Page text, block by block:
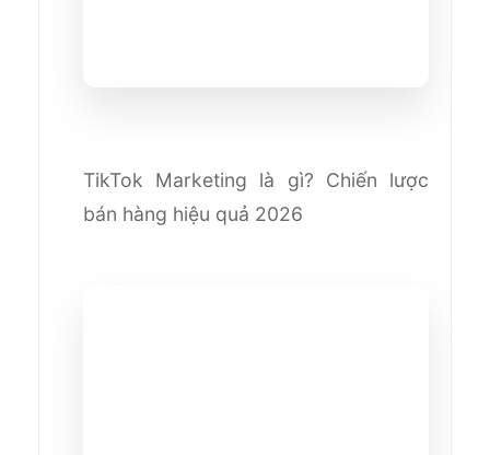
TikTok Marketing là gì? Chiến lược
bán hàng hiệu quả 2026